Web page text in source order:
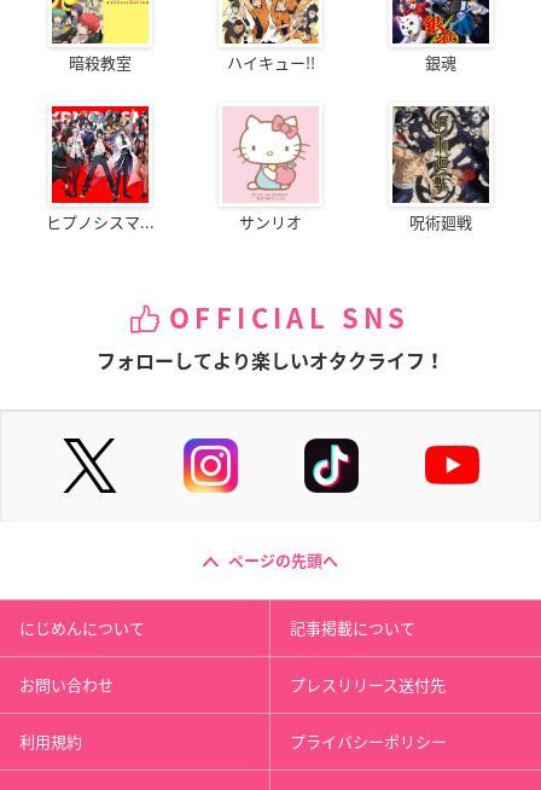
暗殺教室 ハイキュー!! 銀魂
ヒプノシスマ... サンリオ 呪術廻戦
OFFICIAL SNS
フォローしてより楽しいオタクライフ！
ページの先頭へ
にじめんについて 記事掲載について
お問い合わせ プレスリリース送付先
利用規約 プライバシーポリシー